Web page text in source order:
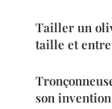
Tailler un
taille et
son